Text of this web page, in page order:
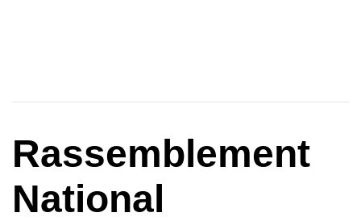
Rassemblement
National